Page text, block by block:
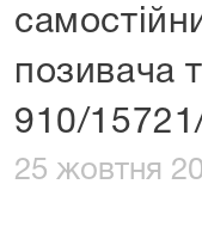
позивача
910/
25 жовтня